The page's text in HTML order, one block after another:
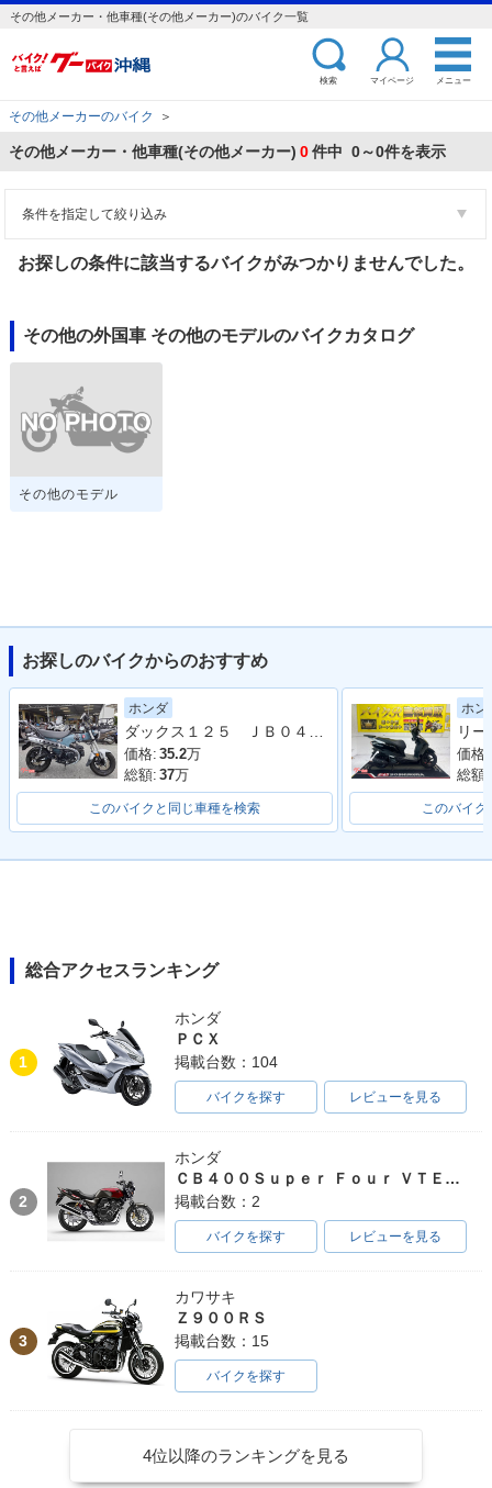
その他メーカー・他車種(その他メーカー)のバイク一覧
検索 マイページ メニュー
その他メーカーのバイク ＞
その他メーカー・他車種(その他メーカー) 0件中 0～0件を表示
条件を指定して絞り込み
お探しの条件に該当するバイクがみつかりませんでした。
その他の外国車 その他のモデルのバイクカタログ
その他のモデル
お探しのバイクからのおすすめ
ホンダ
ダックス１２５ ＪＢ０４型 ワンオーナー フロントカゴ ＡＢＳ ＬＥＤ 整備 保証 自賠責保険
価格: 35.2万
総額: 37万
このバイクと同じ車種を検索
ホン
価格:
総額:
このバイク
総合アクセスランキング
1
ホンダ
ＰＣＸ
掲載台数：104
バイクを探す レビューを見る
2
ホンダ
ＣＢ４００Ｓｕｐｅｒ Ｆｏｕｒ ＶＴＥＣ ＳＰＥＣ３
掲載台数：2
バイクを探す レビューを見る
3
カワサキ
Ｚ９００ＲＳ
掲載台数：15
バイクを探す
4位以降のランキングを見る